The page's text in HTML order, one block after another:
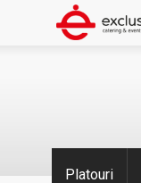
Platouri